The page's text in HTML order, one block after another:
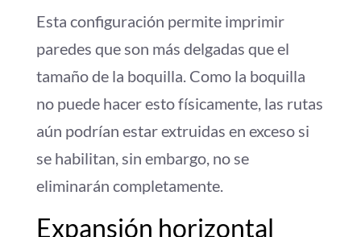
Esta configuración permite imprimir
paredes que son más delgadas que el
tamaño de la boquilla. Como la boquilla
no puede hacer esto físicamente, las rutas
aún podrían estar extruidas en exceso si
se habilitan, sin embargo, no se
eliminarán completamente.
Expansión horizontal